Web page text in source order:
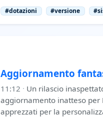
#dotazioni #versione
Aggiornamento
11:12 · Un rilascio
aggiornamento inatteso per
apprezzati per la